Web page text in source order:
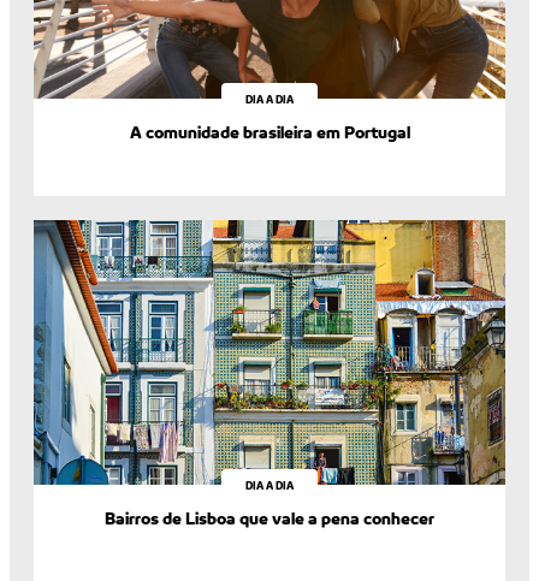
DIA A DIA
A comunidade brasileira em Portugal
DIA A DIA
Bairros de Lisboa que vale a pena conhecer